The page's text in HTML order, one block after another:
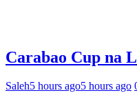
Carabao Cup na
Saleh5 hours ago5 hours ago